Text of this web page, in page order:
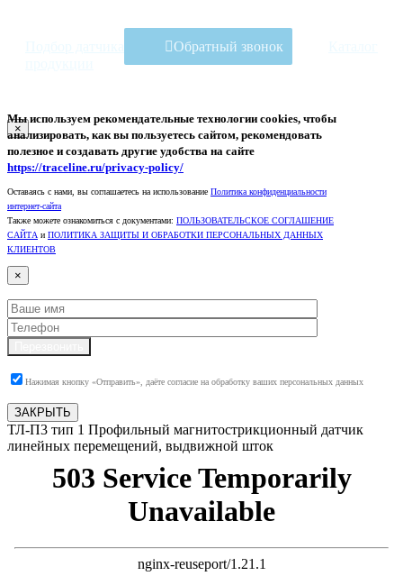
Обратный звонок
×
Мы используем рекомендательные технологии cookies, чтобы
анализировать, как вы пользуетесь сайтом, рекомендовать
полезное и создавать другие удобства на сайте
https://traceline.ru/privacy-policy/
Оставаясь с нами, вы соглашаетесь на использование Политика конфиденциальности
интернет-сайта
Также можете ознакомиться с документами: ПОЛЬЗОВАТЕЛЬСКОЕ СОГЛАШЕНИЕ
САЙТА и ПОЛИТИКА ЗАЩИТЫ И ОБРАБОТКИ ПЕРСОНАЛЬНЫХ ДАННЫХ
КЛИЕНТОВ
×
Нажимая кнопку «Отправить», даёте согласие на обработку ваших персональных данных
ЗАКРЫТЬ
ТЛ-П3 тип 1 Профильный магнитострикционный датчик
линейных перемещений, выдвижной шток